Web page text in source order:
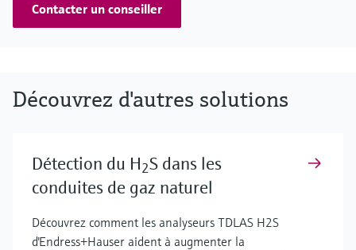
Contacter un conseiller
Découvrez d'autres solutions
Détection du H2S dans les
conduites de gaz naturel
Découvrez comment les analyseurs TDLAS H2S
d'Endress+Hauser aident à augmenter la